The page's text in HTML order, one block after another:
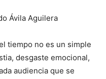
Ávila Aguilera
tiempo no es un simple
desgaste emocional,
audiencia que se